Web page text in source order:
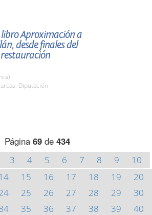
Aproximación a
desde finales del
Diputación
Página 69 de 434
3 4 5 6 7 8 9
10
14 15 16 17 18 19
20
25 26 27 28 29
30
35 36 37 38 39
40